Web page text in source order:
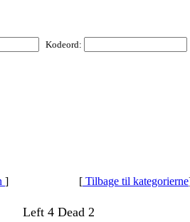
Kodeord:
] [ Tilbage til kategorierne
Left 4 Dead 2